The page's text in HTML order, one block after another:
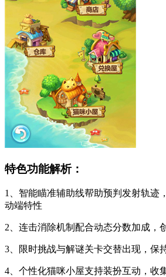
特色功能解析：
1、智能瞄准辅助线帮助预判发射轨迹
动端特性
2、连击消除机制配合动态分数加成，
3、限时挑战与解谜关卡交替出现，保
4、个性化猫咪小屋支持装扮互动，收